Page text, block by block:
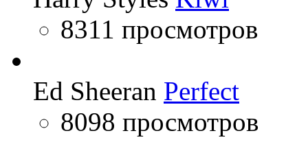
8311 просмотров
Ed Sheeran Perfect
8098 просмотров